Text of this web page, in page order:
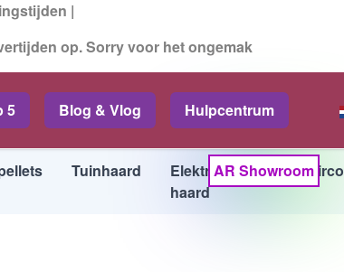
|
op. Sorry voor het ongemak
5 Blog & Vlog Hulpcentrum
Tuinhaard
Elektrische
haard
Airco
AR Showroom